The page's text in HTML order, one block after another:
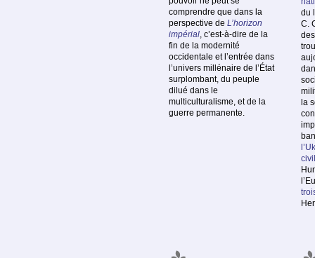
comprendre que dans la
perspective de L’horizon
impérial, c’est-à-dire de la
fin de la modernité
occidentale et l’entrée dans
l’univers millénaire de l’État
surplombant, du peuple
dilué dans le
multiculturalisme, et de la
guerre permanente.
du
C.
la